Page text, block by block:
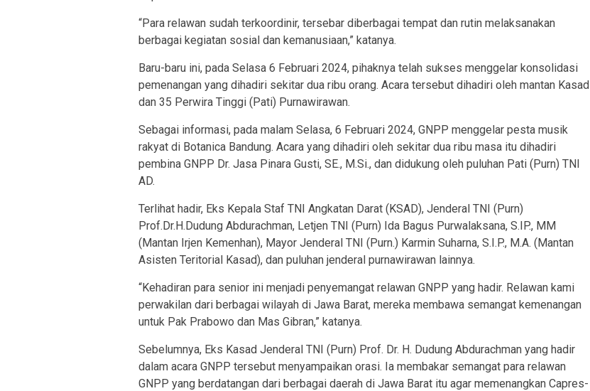
“Para relawan sudah terkoordinir, tersebar diberbagai tempat dan rutin melaksanakan
berbagai kegiatan sosial dan kemanusiaan,” katanya.
Baru-baru ini, pada Selasa 6 Februari 2024, pihaknya telah sukses menggelar konsolidasi
pemenangan yang dihadiri sekitar dua ribu orang. Acara tersebut dihadiri oleh mantan Kasad
dan 35 Perwira Tinggi (Pati) Purnawirawan.
Sebagai informasi, pada malam Selasa, 6 Februari 2024, GNPP menggelar pesta musik
rakyat di Botanica Bandung. Acara yang dihadiri oleh sekitar dua ribu masa itu dihadiri
pembina GNPP Dr. Jasa Pinara Gusti, SE., M.Si., dan didukung oleh puluhan Pati (Purn) TNI
AD.
Terlihat hadir, Eks Kepala Staf TNI Angkatan Darat (KSAD), Jenderal TNI (Purn)
Prof.Dr.H.Dudung Abdurachman, Letjen TNI (Purn) Ida Bagus Purwalaksana, S.IP., MM
(Mantan Irjen Kemenhan), Mayor Jenderal TNI (Purn.) Karmin Suharna, S.I.P., M.A. (Mantan
Asisten Teritorial Kasad), dan puluhan jenderal purnawirawan lainnya.
“Kehadiran para senior ini menjadi penyemangat relawan GNPP yang hadir. Relawan kami
perwakilan dari berbagai wilayah di Jawa Barat, mereka membawa semangat kemenangan
untuk Pak Prabowo dan Mas Gibran,” katanya.
Sebelumnya, Eks Kasad Jenderal TNI (Purn) Prof. Dr. H. Dudung Abdurachman yang hadir
dalam acara GNPP tersebut menyampaikan orasi. Ia membakar semangat para relawan
GNPP yang berdatangan dari berbagai daerah di Jawa Barat itu agar memenangkan Capres-